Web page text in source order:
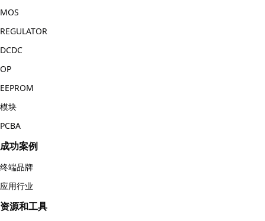
MOS
REGULATOR
DCDC
OP
EEPROM
模块
PCBA
成功案例
终端品牌
应用行业
资源和工具